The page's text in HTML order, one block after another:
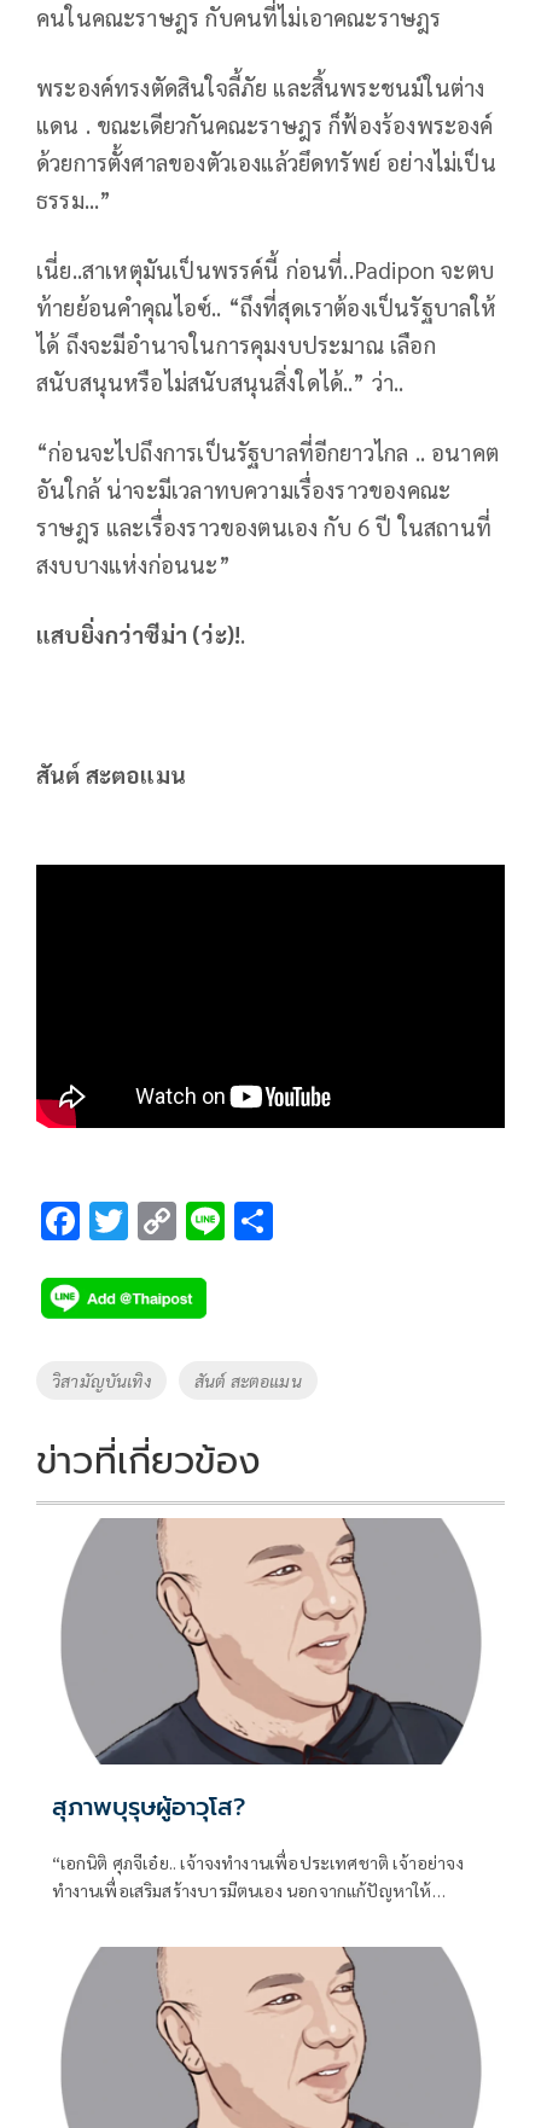
คนในคณะราษฎร กับคนที่ไม่เอาคณะราษฎร
พระองค์ทรงตัดสินใจลี้ภัย และสิ้นพระชนม์ในต่าง
แดน . ขณะเดียวกันคณะราษฎร ก็ฟ้องร้องพระองค์
ด้วยการตั้งศาลของตัวเองแล้วยึดทรัพย์ อย่างไม่เป็น
ธรรม...”
เนี่ย..สาเหตุมันเป็นพรรค์นี้ ก่อนที่..Padipon จะตบ
ท้ายย้อนคำคุณไอซ์.. “ถึงที่สุดเราต้องเป็นรัฐบาลให้
ได้ ถึงจะมีอำนาจในการคุมงบประมาณ เลือก
สนับสนุนหรือไม่สนับสนุนสิ่งใดได้..” ว่า..
“ก่อนจะไปถึงการเป็นรัฐบาลที่อีกยาวไกล .. อนาคต
อันใกล้ น่าจะมีเวลาทบความเรื่องราวของคณะ
ราษฎร และเรื่องราวของตนเอง กับ 6 ปี ในสถานที่
สงบบางแห่งก่อนนะ”
แสบยิ่งกว่าซีม่า (ว่ะ)!.
สันต์ สะตอแมน
F
e
b
o
k
T
tt
er
C
p
y
Li
k
Li
Tags
วิสามัญบันเทิง สันต์ สะตอแมน
ข่าวที่เกี่ยวข้อง
สุภาพบุรุษผู้อาวุโส?
“เอกนิติ ศุภจีเอ๋ย.. เจ้าจงทำงานเพื่อประเทศชาติ เจ้าอย่าจง
ทำงานเพื่อเสริมสร้างบารมีตนเอง นอกจากแก้ปัญหาให้
เจ้าทั้งสองท่าน